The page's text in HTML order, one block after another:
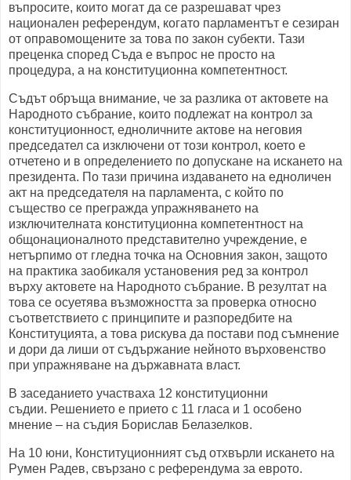
въпросите, които могат да се разрешават чрез
национален референдум, когато парламентът е сезиран
от оправомощените за това по закон субекти. Тази
преценка според Съда е въпрос не просто на
процедура, а на конституционна компетентност.
Съдът обръща внимание, че за разлика от актовете на
Народното събрание, които подлежат на контрол за
конституционност, едноличните актове на неговия
председател са изключени от този контрол, което е
отчетено и в определението по допускане на искането на
президента. По тази причина издаването на едноличен
акт на председателя на парламента, с който по
същество се прегражда упражняването на
изключителната конституционна компетентност на
общонационалното представително учреждение, е
нетърпимо от гледна точка на Основния закон, защото
на практика заобикаля установения ред за контрол
върху актовете на Народното събрание. В резултат на
това се осуетява възможността за проверка относно
съответствието с принципите и разпоредбите на
Конституцията, а това рискува да постави под съмнение
и дори да лиши от съдържание нейното върховенство
при упражняване на държавната власт.
В заседанието участваха 12 конституционни
съдии. Решението е прието с 11 гласа и 1 особено
мнение – на съдия Борислав Белазелков.
На 10 юни, Конституционният съд отхвърли искането на
Румен Радев, свързано с референдума за еврото.